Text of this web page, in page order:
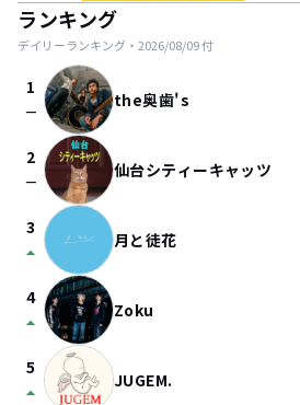
ランキング
デイリーランキング・ 2026/08/09付
1
check_indeterminate_small the奥歯's
2
check_indeterminate_small 仙台シティーキャッツ
3
arrow_drop_up 月と徒花
4
arrow_drop_up Zoku
5
arrow_drop_up JUGEM.